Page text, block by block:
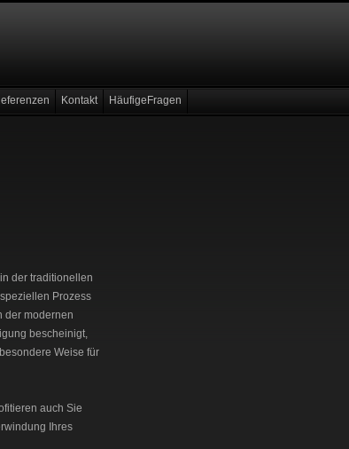
Kontakt HäufigeFragen
der traditionellen
Prozess
der modernen
bescheinigt,
Weise für
auch Sie
Ihres